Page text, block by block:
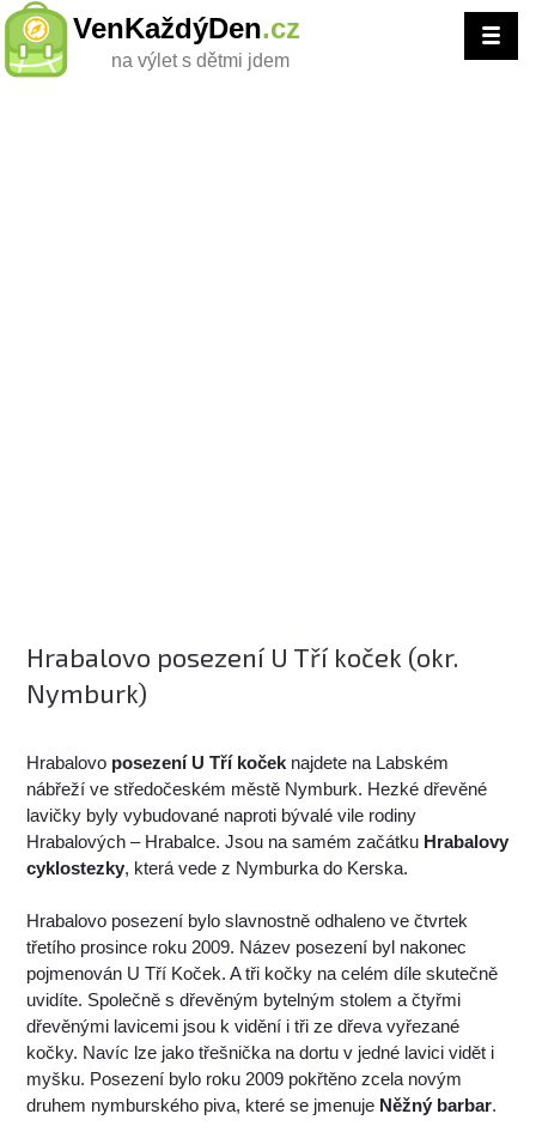
VenKaždýDen.cz
na výlet s dětmi jdem
Hrabalovo posezení U Tří koček (okr.
Nymburk)
Hrabalovo posezení U Tří koček najdete na Labském
nábřeží ve středočeském městě Nymburk. Hezké dřevěné
lavičky byly vybudované naproti bývalé vile rodiny
Hrabalových – Hrabalce. Jsou na samém začátku Hrabalovy
cyklostezky, která vede z Nymburka do Kerska.
Hrabalovo posezení bylo slavnostně odhaleno ve čtvrtek
třetího prosince roku 2009. Název posezení byl nakonec
pojmenován U Tří Koček. A tři kočky na celém díle skutečně
uvidíte. Společně s dřevěným bytelným stolem a čtyřmi
dřevěnými lavicemi jsou k vidění i tři ze dřeva vyřezané
kočky. Navíc lze jako třešnička na dortu v jedné lavici vidět i
myšku. Posezení bylo roku 2009 pokřtěno zcela novým
druhem nymburského piva, které se jmenuje Něžný barbar.